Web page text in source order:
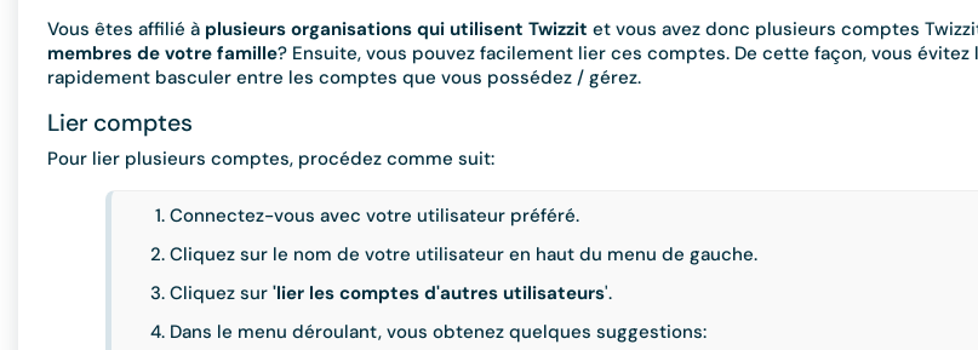
Vous êtes affilié à plusieurs organisations qui utilisent Twizzit et vous avez donc plusieurs comptes
membres de votre famille? Ensuite, vous pouvez facilement lier ces comptes. De cette façon, vous
rapidement basculer entre les comptes que vous possédez / gérez.
Lier comptes
Pour lier plusieurs comptes, procédez comme suit:
Connectez-vous avec votre utilisateur préféré.
Cliquez sur le nom de votre utilisateur en haut du menu de gauche.
Cliquez sur 'lier les comptes d'autres utilisateurs'.
Dans le menu déroulant, vous obtenez quelques suggestions: